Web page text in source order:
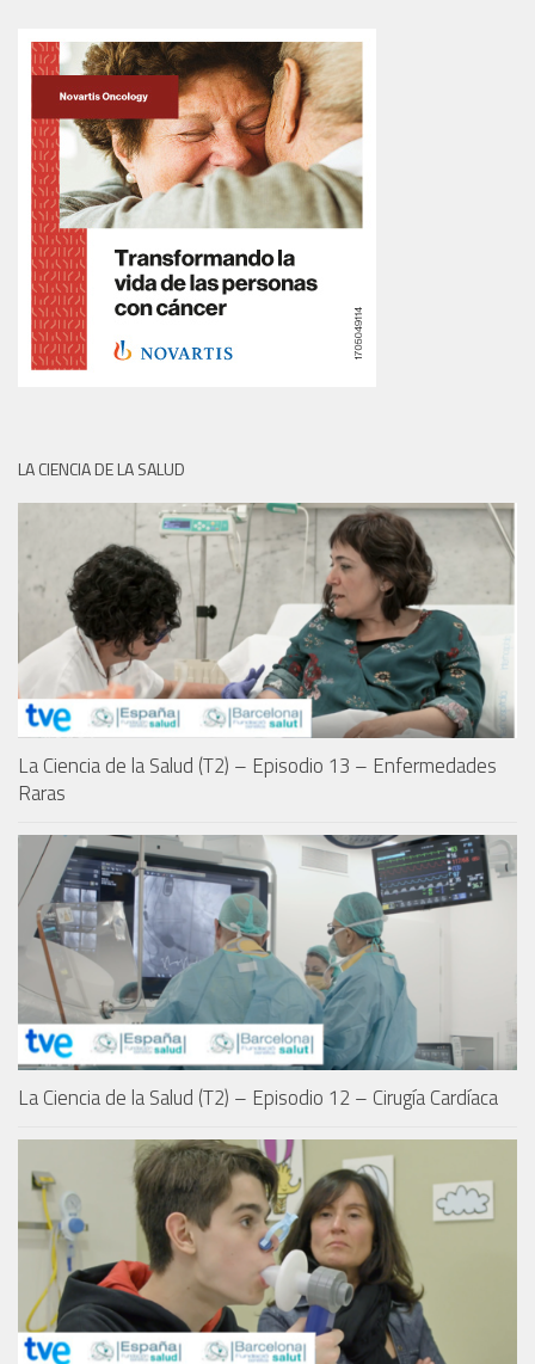
LA CIENCIA DE LA SALUD
La Ciencia de la Salud (T2) – Episodio 13 – Enfermedades
Raras
La Ciencia de la Salud (T2) – Episodio 12 – Cirugía Cardíaca